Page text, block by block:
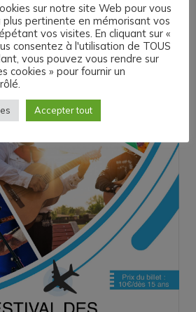
sur notre site Web pour vous
pertinente en mémorisant vos
vos visites. En cliquant sur «
consentez à l'utilisation de TOUS
vous pouvez vous rendre sur
cookies » pour fournir un
Accepter tout